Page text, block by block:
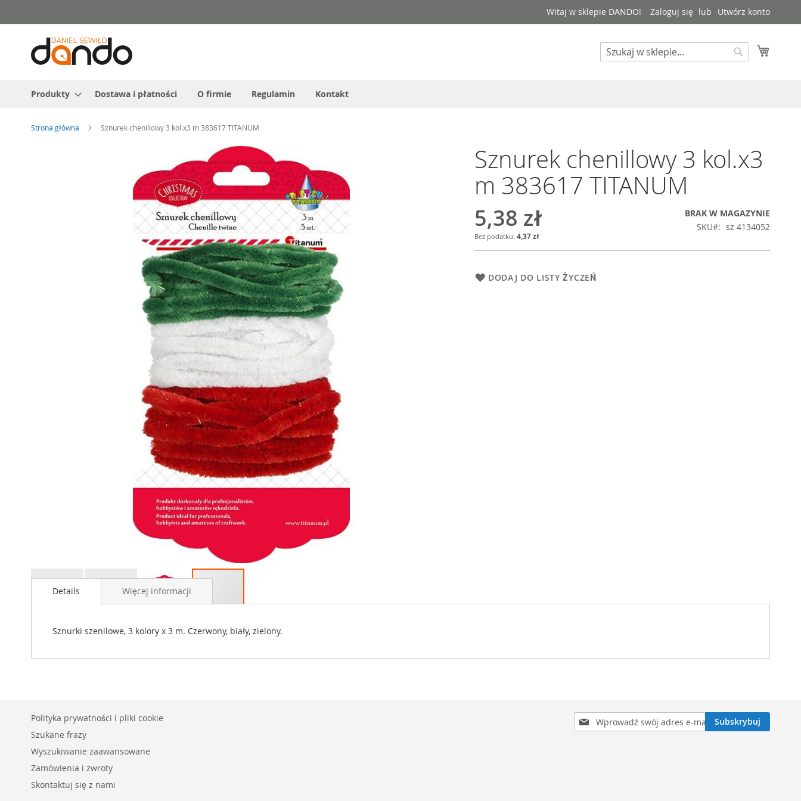
do
treści
Witaj w sklepie DANDO! Zaloguj się Utwórz konto
Search
Produkty Dostawa i płatności O firmie Regulamin Kontakt
Strona główna Sznurek chenillowy 3 kol.x3 m 383617 TITANUM
na
początek
Sznurek chenillowy 3 kol.x3
m 383617 TITANUM
5,38 zł
4,37 zł
BRAK W MAGAZYNIE
SKU
sz 4134052
DODAJ DO LISTY ŻYCZEŃ
Details
Sznurki szenilowe, 3 kolory x 3 m. Czerwony, biały, zielony.
Więcej informacji
Subskrybuj
nasz
Subskrybuj
Polityka prywatności i pliki cookie
Szukane frazy
Wyszukiwanie zaawansowane
Zamówienia i zwroty
Skontaktuj się z nami